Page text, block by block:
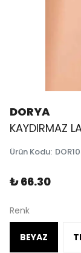
DORYA
KAYDIRMAZ
Ürün Kodu:
₺ 66.30
Renk
BEYAZ